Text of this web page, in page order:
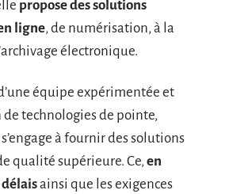
propose des solutions
ligne, de numérisation, à la
électronique.
équipe expérimentée et
technologies de pointe,
à fournir des solutions
qualité supérieure. Ce, en
ainsi que les exigences